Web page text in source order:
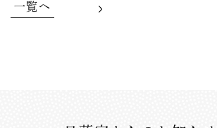
一覧へ